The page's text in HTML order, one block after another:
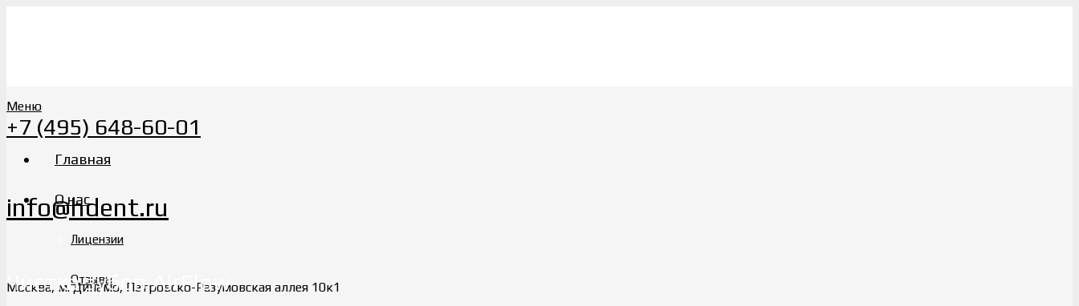
+7 (495) 648-60-01
info@hdent.ru
Москва, м. Динамо, Петровско-Разумовская аллея 10к1
Меню
Главная
О нас
Лицензии
Отзывы
Чистка зубов AirFlow